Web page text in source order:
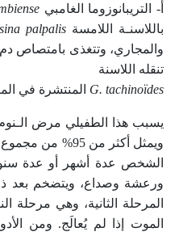
أ- التريبانوزوما الغامبي
باللاسنـة اللامسة palpalis
والمجاري، وتتغذى بامتصاص دم
تنقله اللاسنة
G. tachinoïdes المنتشرة في
ويمثل أكثر من
الشخص عدة أشهر أو عدة
ورعشة وصداع، ويتضخم بعد
المرحلة الثانية، وهي مرحلة